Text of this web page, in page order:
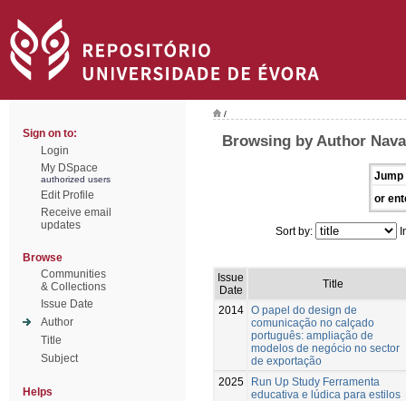
Sign on to:
Login
My DSpace
authorized users
Edit Profile
Receive email
updates
Browse
Communities
& Collections
Issue Date
Author
Title
Subject
Helps
/
Browsing by Author
Jump
or
Sort by:
Issue
Date
Title
2014 O papel do design de
comunicação no calçado
português: ampliação de
modelos de negócio no sector
de exportação
2025
Run Up Study Ferramenta
educativa e lúdica para estilos